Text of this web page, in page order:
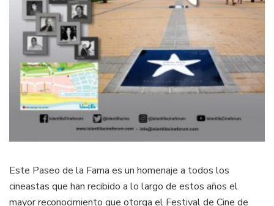
Este Paseo de la Fama es un homenaje a todos los
cineastas que han recibido a lo largo de estos años el
mayor reconocimiento que otorga el Festival de Cine de